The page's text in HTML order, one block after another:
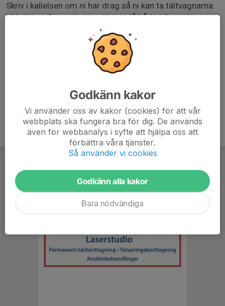
Skriv i kallelsen om ni har drag så ni kan ta tältvagnarna.
Vi behöver 2 som kan ta släpen, då båda tälten ska
Godkänn kakor
Vi använder oss av kakor (cookies) för att vår
webbplats ska fungera bra för dig. De används
även för webbanalys i syfte att hjälpa oss att
förbättra våra tjänster.
Så använder vi cookies
Godkänn alla kakor
Bara nödvändiga